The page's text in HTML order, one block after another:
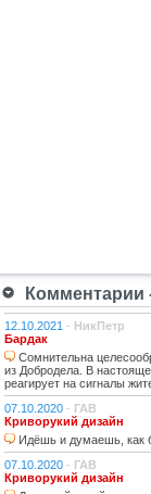
Комментарии
12.10.2021 - НикПетр
Бардак
Сомнительна
из Добродела. В
реагирует на сигналы
07.10.2020 - ГАВ
Криворукий дизайн
Идёшь и думаешь, как
07.10.2020 - ГАВ
Криворукий дизайн